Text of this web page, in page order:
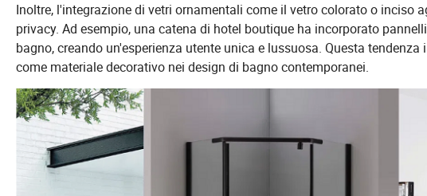
Inoltre, l'integrazione di vetri ornamentali come il vetro colorato o inciso
privacy. Ad esempio, una catena di hotel boutique ha incorporato
bagno, creando un'esperienza utente unica e lussuosa. Questa
come materiale decorativo nei design di bagno contemporanei.